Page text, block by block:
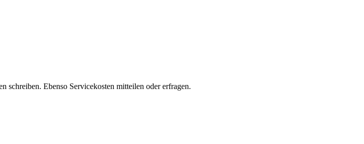
schreiben. Ebenso Servicekosten mitteilen oder erfragen.